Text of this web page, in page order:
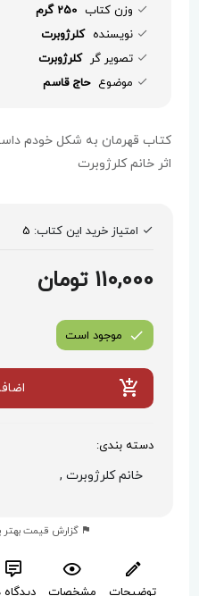
وزن کتاب 250 گرم
نویسنده کلرژوبرت
تصویر گر کلرژوبرت
موضوع حاج قاسم
کتاب
اثر خانم کلرژوبرت
امتیاز خرید این کتاب: 5
110,000 تومان
موجود است
دسته بندی:
خانم کلرژوبرت ,
گزارش قیمت بهتر
توضیحات مشخصات دیدگاه